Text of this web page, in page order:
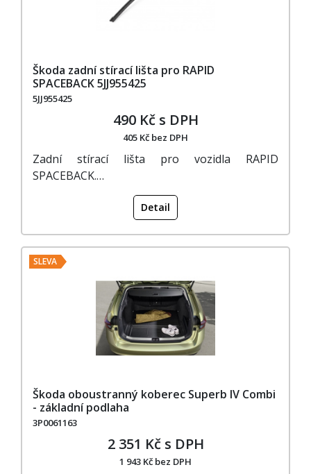
Škoda zadní stírací lišta pro RAPID
SPACEBACK 5JJ955425
5JJ955425
490 Kč s DPH
405 Kč bez DPH
Zadní stírací lišta pro vozidla RAPID
SPACEBACK.…
Detail
SLEVA
Škoda oboustranný koberec Superb IV Combi
- základní podlaha
3P0061163
2 351 Kč s DPH
1 943 Kč bez DPH